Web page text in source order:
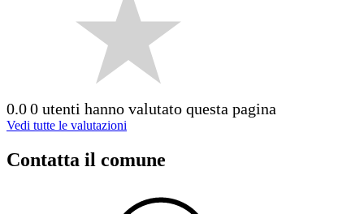
0.00 utenti hanno valutato questa pagina
Vedi tutte le valutazioni
Contatta il comune